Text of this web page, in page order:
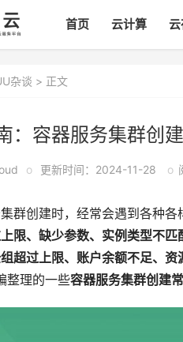
首页 云计算
杂谈 > 正文
：容器服务集群创
o 更新时间：2024-11-28 o
群创建时，经常会遇到各种各
限、缺少参数、实例类型不
超过上限、账户余额不足、资
整理的一些容器服务集群创建